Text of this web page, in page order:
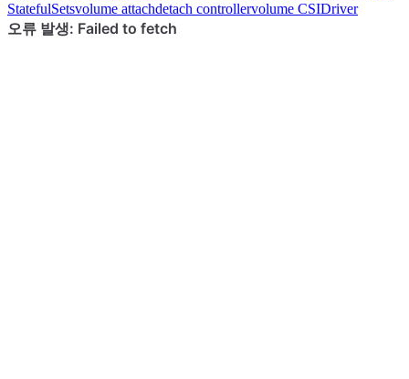
StatefulSetsvolume attachdetach controllervolume CSIDriver